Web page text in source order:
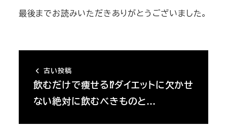
最後までお読みいただきありがとうございました。
古い投稿
飲むだけで痩せる⁉ダイエットに欠かせ
ない絶対に飲むべきものと…